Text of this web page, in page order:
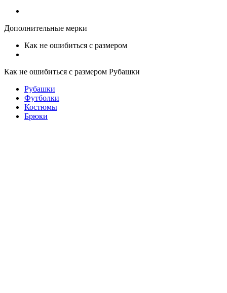
Дополнительные мерки
Как не ошибиться с размером
Как не ошибиться с размером Рубашки
Рубашки
Футболки
Костюмы
Брюки